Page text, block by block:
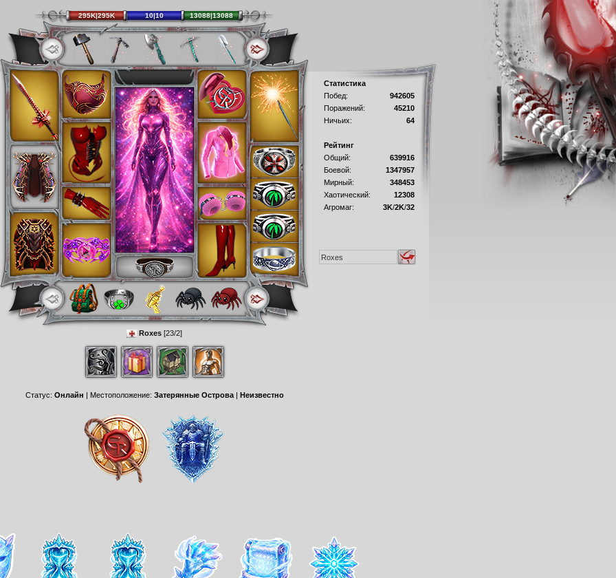
Статистика
Побед:
942605
Поражений:
45210
Ничьих:
64
Рейтинг
Общий:
639916
Боевой:
1347957
Мирный:
348453
Хаотический:
12308
Агромаг:
3K/2K/32
Статус: Онлайн | Местоположение: Затерянные Острова | Неизвестно
295K|295K 10|10 13088|13088
Roxes [23/2]